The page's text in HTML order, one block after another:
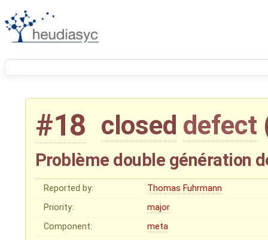
#18 closed defect
Problème double génération
Reported by:
Thomas Fuhrmann
Priority:
major
Component:
meta